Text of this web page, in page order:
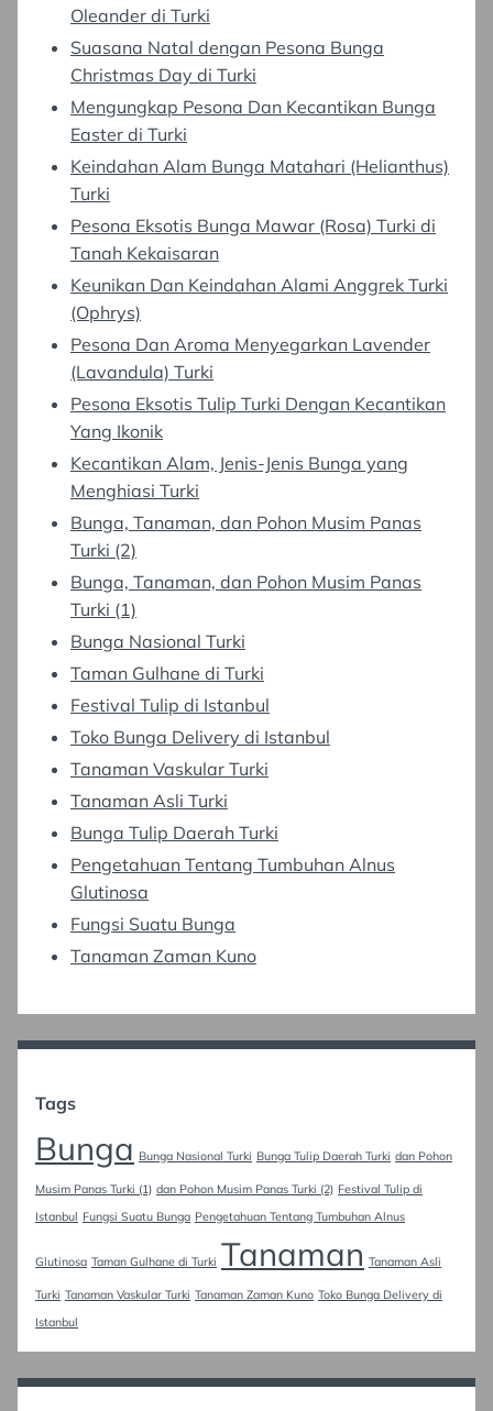
Oleander di Turki
Suasana Natal dengan Pesona Bunga
Christmas Day di Turki
Mengungkap Pesona Dan Kecantikan Bunga
Easter di Turki
Keindahan Alam Bunga Matahari (Helianthus)
Turki
Pesona Eksotis Bunga Mawar (Rosa) Turki di
Tanah Kekaisaran
Keunikan Dan Keindahan Alami Anggrek Turki
(Ophrys)
Pesona Dan Aroma Menyegarkan Lavender
(Lavandula) Turki
Pesona Eksotis Tulip Turki Dengan Kecantikan
Yang Ikonik
Kecantikan Alam, Jenis-Jenis Bunga yang
Menghiasi Turki
Bunga, Tanaman, dan Pohon Musim Panas
Turki (2)
Bunga, Tanaman, dan Pohon Musim Panas
Turki (1)
Bunga Nasional Turki
Taman Gulhane di Turki
Festival Tulip di Istanbul
Toko Bunga Delivery di Istanbul
Tanaman Vaskular Turki
Tanaman Asli Turki
Bunga Tulip Daerah Turki
Pengetahuan Tentang Tumbuhan Alnus
Glutinosa
Fungsi Suatu Bunga
Tanaman Zaman Kuno
Tags
Bunga Bunga Nasional Turki Bunga Tulip Daerah Turki dan Pohon
Musim Panas Turki (1) dan Pohon Musim Panas Turki (2) Festival Tulip di
Istanbul Fungsi Suatu Bunga Pengetahuan Tentang Tumbuhan Alnus
Glutinosa Taman Gulhane di Turki Tanaman Tanaman Asli
Turki Tanaman Vaskular Turki Tanaman Zaman Kuno Toko Bunga Delivery di
Istanbul